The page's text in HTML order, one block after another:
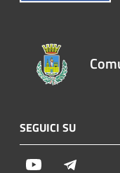
SEGUICI SU
Youtube